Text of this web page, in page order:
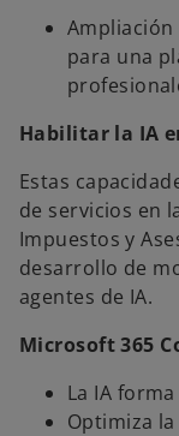
Ampliación
para una
Habilitar la IA
Estas
de servicios en
Impuestos y
desarrollo de
agentes de IA.
Microsoft 365
La IA
Optimiza